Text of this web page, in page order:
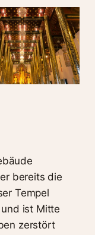
bereits die
Tempel
ist Mitte
zerstört